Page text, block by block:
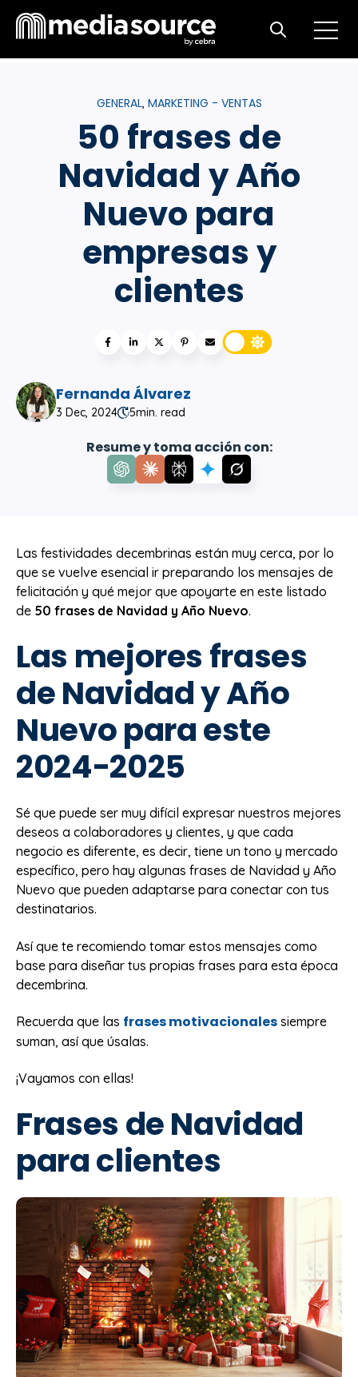
Open
Open search
GENERAL, MARKETING - VENTAS
50 frases de
Navidad y Año
Nuevo para
empresas y
clientes
Fernanda Álvarez
3 Dec, 2024 5min. read
Resume y toma acción con:
Las festividades decembrinas están muy cerca, por lo
que se vuelve esencial ir preparando los mensajes de
felicitación y qué mejor que apoyarte en este listado
de 50 frases de Navidad y Año Nuevo.
Las mejores frases
de Navidad y Año
Nuevo para este
2024-2025
Sé que puede ser muy difícil expresar nuestros mejores
deseos a colaboradores y clientes, y que cada
negocio es diferente, es decir, tiene un tono y mercado
específico, pero hay algunas frases de Navidad y Año
Nuevo que pueden adaptarse para conectar con tus
destinatarios.
Así que te recomiendo tomar estos mensajes como
base para diseñar tus propias frases para esta época
decembrina.
Recuerda que las frases motivacionales siempre
suman, así que úsalas.
¡Vayamos con ellas!
Frases de Navidad
para clientes